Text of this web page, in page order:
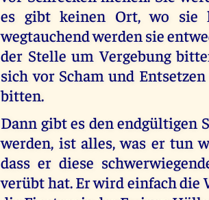
es gibt keinen Ort, wo sie
wegtauchend werden sie
der Stelle um Vergebung
sich vor Scham und
bitten.
Dann gibt es den endgültigen
werden, ist alles, was er tun
dass er diese
verübt hat. Er wird einfach die